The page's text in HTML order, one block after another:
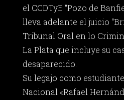
el CCDTyE “Pozo de
lleva adelante el juicio
Tribunal Oral en lo
La Plata que incluye su
desaparecido.
Su legajo como
Nacional «Rafael